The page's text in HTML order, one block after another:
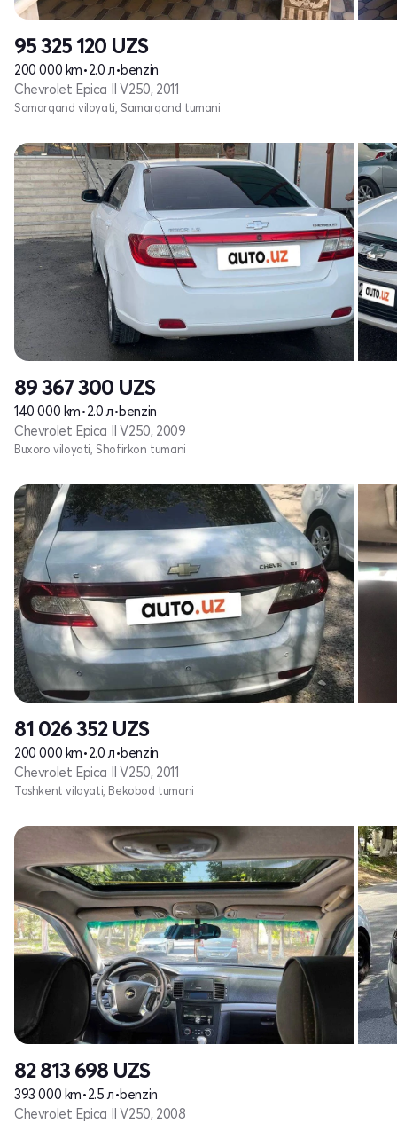
95 325 120 UZS
200 000 km•2.0 л•benzin
Chevrolet Epica II V250, 2011
Samarqand viloyati, Samarqand tumani
89 367 300 UZS
140 000 km•2.0 л•benzin
Chevrolet Epica II V250, 2009
Buxoro viloyati, Shofirkon tumani
81 026 352 UZS
200 000 km•2.0 л•benzin
Chevrolet Epica II V250, 2011
Toshkent viloyati, Bekobod tumani
82 813 698 UZS
393 000 km•2.5 л•benzin
Chevrolet Epica II V250, 2008